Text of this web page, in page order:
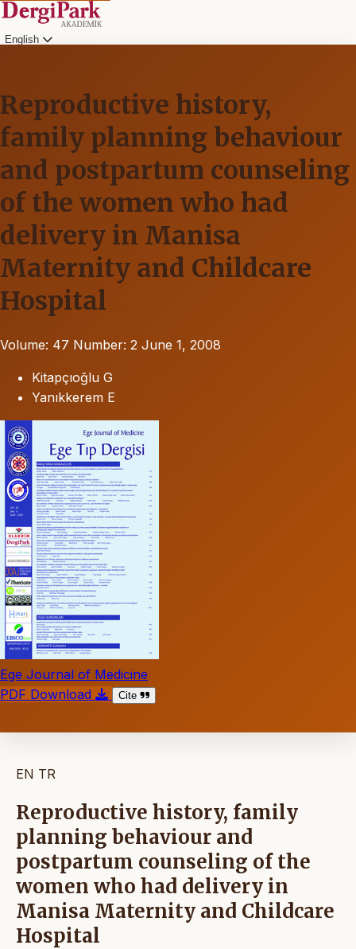
English
Reproductive history,
family planning behaviour
and postpartum counseling
of the women who had
delivery in Manisa
Maternity and Childcare
Hospital
Volume: 47 Number: 2 June 1, 2008
Kitapçıoğlu G
Yanıkkerem E
Ege Journal of Medicine
PDF Download
Cite
EN TR
Reproductive history, family
planning behaviour and
postpartum counseling of the
women who had delivery in
Manisa Maternity and Childcare
Hospital